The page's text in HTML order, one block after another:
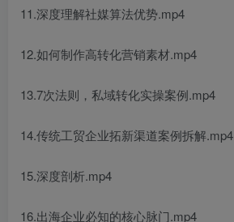
11.深度理解社媒算法优势.mp4
12.如何制作高转化营销素材.mp4
13.7次法则，私域转化实操案例.mp4
14.传统工贸企业拓新渠道案例拆解.mp4
15.深度剖析.mp4
16.出海企业必知的核心脉门.mp4